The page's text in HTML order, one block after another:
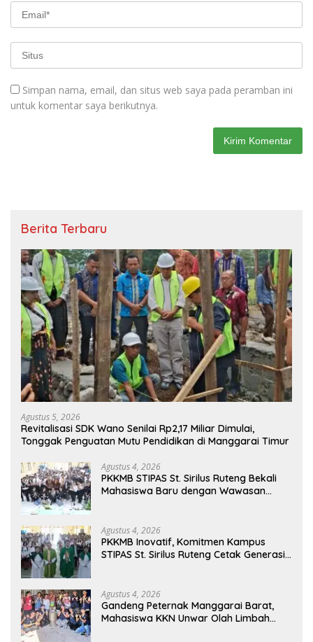
Simpan nama, email, dan situs web saya pada peramban ini
untuk komentar saya berikutnya.
Berita Terbaru
Agustus 5, 2026
Revitalisasi SDK Wano Senilai Rp2,17 Miliar Dimulai,
Tonggak Penguatan Mutu Pendidikan di Manggarai Timur
Agustus 4, 2026
PKKMB STIPAS St. Sirilus Ruteng Bekali
Mahasiswa Baru dengan Wawasan
Agustus 4, 2026
PKKMB Inovatif, Komitmen Kampus
STIPAS St. Sirilus Ruteng Cetak Generasi
Agustus 4, 2026
Gandeng Peternak Manggarai Barat,
Mahasiswa KKN Unwar Olah Limbah